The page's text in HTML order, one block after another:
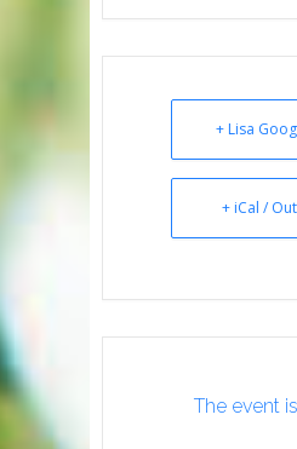
+ Lisa
+ iCal /
The event